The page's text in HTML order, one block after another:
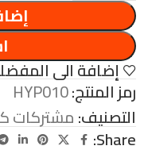
إضافة الى
رمز المنتج:HYP010
التصنيف:مشتركات
Share: